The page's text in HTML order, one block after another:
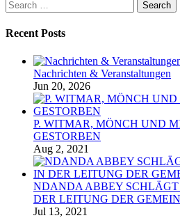
Search
for:
Recent Posts
Nachrichten & Veranstaltungen
Jun 20, 2026
P. WITMAR, MÖNCH UND
GESTORBEN
Aug 2, 2021
NDANDA ABBEY
DER LEITUNG DER
Jul 13, 2021